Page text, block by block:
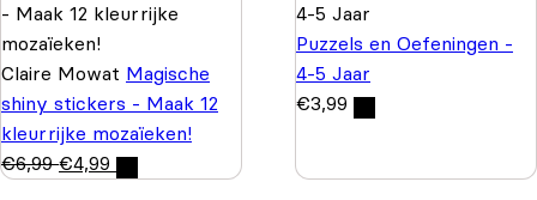
Claire Mowat Magische
shiny stickers - Maak 12
kleurrijke mozaïeken!
€6,99 €4,99
Puzzels en Oefeningen -
4-5 Jaar
€3,99